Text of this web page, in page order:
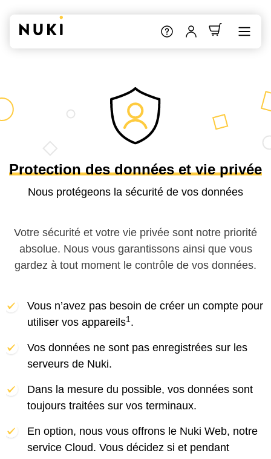
Protection des données et vie privée
Nous protégeons la sécurité de vos données
Votre sécurité et votre vie privée sont notre priorité
absolue. Nous vous garantissons ainsi que vous
gardez à tout moment le contrôle de vos données.
Vous n’avez pas besoin de créer un compte pour
utiliser vos appareils1 .
Vos données ne sont pas enregistrées sur les
serveurs de Nuki.
Dans la mesure du possible, vos données sont
toujours traitées sur vos terminaux.
En option, nous vous offrons le Nuki Web, notre
service Cloud. Vous décidez si et pendant